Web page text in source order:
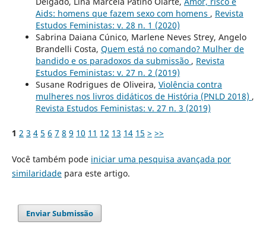
Aids: homens que fazem sexo com homens , Revista
Estudos Feministas: v. 28 n. 1 (2020)
Sabrina Daiana Cúnico, Marlene Neves Strey, Angelo
Brandelli Costa, Quem está no comando? Mulher de
bandido e os paradoxos da submissão , Revista
Estudos Feministas: v. 27 n. 2 (2019)
Susane Rodrigues de Oliveira, Violência contra
mulheres nos livros didáticos de História (PNLD 2018) ,
Revista Estudos Feministas: v. 27 n. 3 (2019)
1 2 3 4 5 6 7 8 9 10 11 12 13 14 15 > >>
Você também pode iniciar uma pesquisa avançada por
similaridadepara este artigo.
Enviar Submissão